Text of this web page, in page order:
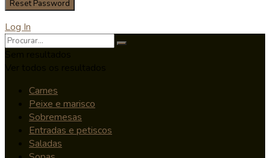
Log In
Carnes
Peixe e marisco
Sobremesas
Entradas e petiscos
Saladas